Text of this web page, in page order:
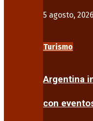
5 agosto, 2026
Turismo
Argentina
con